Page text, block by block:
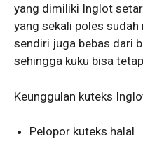
yang dimiliki Inglot
yang sekali poles
sendiri juga bebas dari
sehingga kuku bisa
Keunggulan kuteks
Pelopor kuteks halal